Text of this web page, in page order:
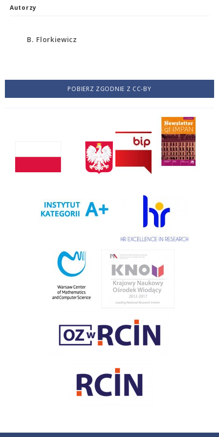
Autorzy
B. Florkiewicz
POBIERZ ZGODNIE Z CC-BY